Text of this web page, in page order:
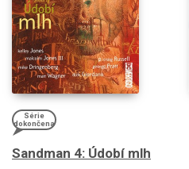
Série
dokončena
Sandman 4: Údobí mlh